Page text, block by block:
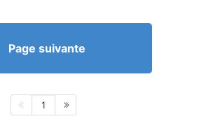
Page suivante
1